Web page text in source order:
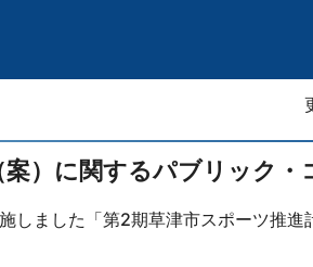
）に関するパブリック・
しました「第2期草津市スポーツ推進